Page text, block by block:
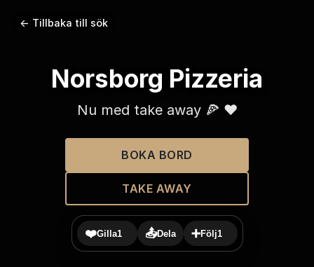
← Tillbaka till sök
Norsborg Pizzeria
Nu med take away 🍕 ❤️
BOKA BORD
TAKE AWAY
❤️Gilla1 📤Dela ➕Följ1